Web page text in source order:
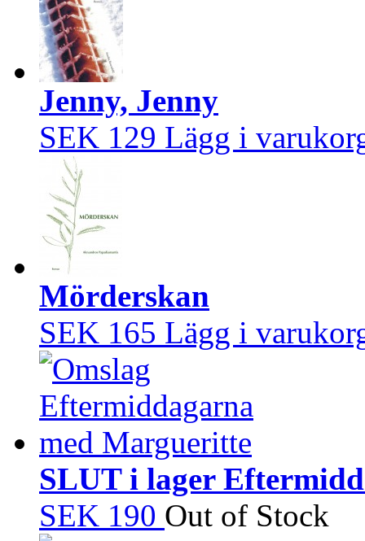
Jenny, Jenny
SEK 129 Lägg i
Mörderskan
SEK 165 Lägg i
SLUT i lager
SEK 190 Out of Stock